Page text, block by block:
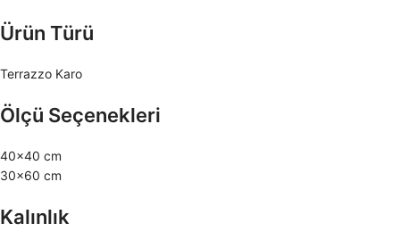
Ürün Türü
Terrazzo Karo
Ölçü Seçenekleri
40×40 cm
30×60 cm
Kalınlık